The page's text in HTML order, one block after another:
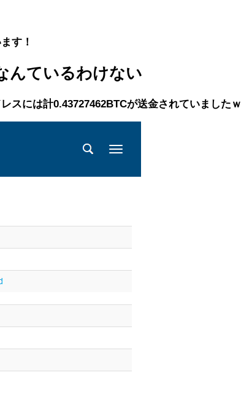
す！
んているわけない
スには計0.43727462BTCが送金されていましたｗ